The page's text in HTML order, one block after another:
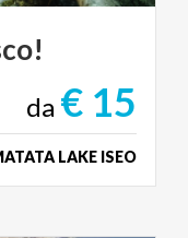
da € 15
LAKE ISEO